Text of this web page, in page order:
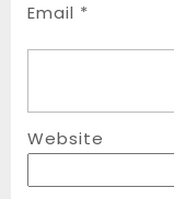
Email *
Website